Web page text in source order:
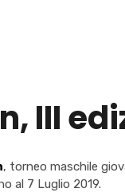
III
, torneo maschile
al 7 Luglio 2019.